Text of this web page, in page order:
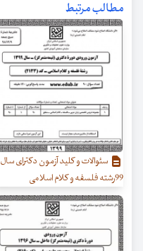
مطالب مرتبط
سئوالات و کلید آزمون دکترای سال
99رشته فلسفه و کلام اسلامی